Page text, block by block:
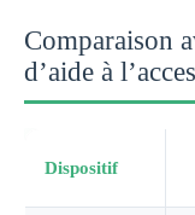
Comparaison
d’aide à
Dispositif